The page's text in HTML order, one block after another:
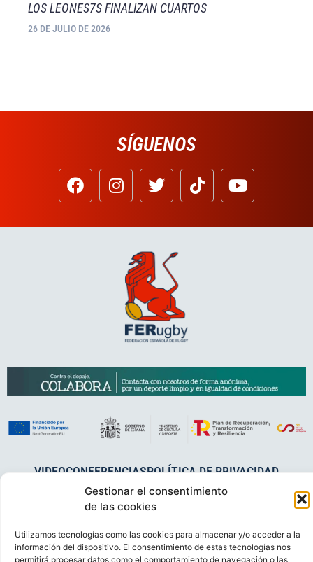
Gestionar el consentimiento
de las cookies
Utilizamos tecnologías como las cookies para almacenar y/o acceder a la
información del dispositivo. El consentimiento de estas tecnologías nos
permitirá procesar datos como el comportamiento de navegación o las
LOS LEONES7S FINALIZAN CUARTOS
26 DE JULIO DE 2026
SÍGUENOS
VIDEOCONFERENCIASPOLÍTICA DE PRIVACIDAD
POLÍTICA DE COOKIESPOLÍTICA DE VENTAS
AVISO LEGAL
CONTACTO
© FEDERACIÓN ESPAÑOLA DE RUGBY 2023.
DESARROLLADO POR TOOOLS.